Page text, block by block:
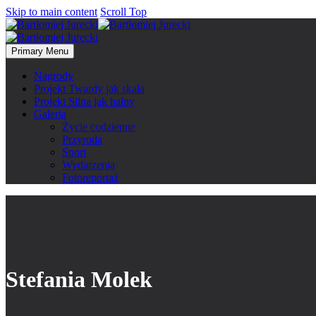
Skip to main content Scroll Top
Primary Menu
Nagrody
Projekt Twardy jak skała
Projekt Silna jak halny
Galeria
Życie codzienne
Przyroda
Sport
Wydarzenia
Fotoreportaż
Stefania Molek